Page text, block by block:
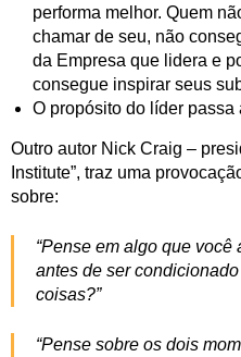
performa melhor. Quem
chamar de seu, não
da Empresa que lidera e
consegue inspirar seus
O propósito do líder passa
Outro autor Nick Craig –
Institute”, traz uma
sobre:
“Pense em algo que
antes de ser
coisas?”
“Pense sobre os dois